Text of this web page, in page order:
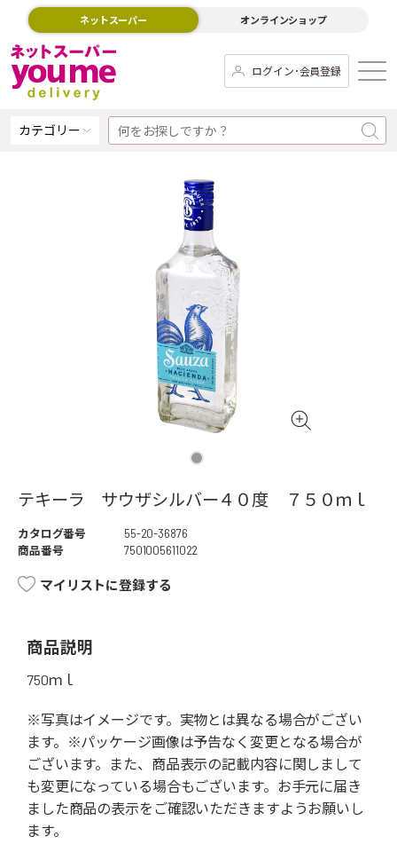
ネットスーパー オンラインショップ
ログイン･会員登録
カテゴリー
テキーラ サウザシルバー４０度 ７５０ｍｌ
カタログ番号
55-20-36876
商品番号
7501005611022
マイリストに登録する
商品説明
750ｍｌ
※写真はイメージです。実物とは異なる場合がござい
ます。※パッケージ画像は予告なく変更となる場合が
ございます。また、商品表示の記載内容に関しまして
も変更になっている場合もございます。お手元に届き
ました商品の表示をご確認いただきますようお願いし
ます。